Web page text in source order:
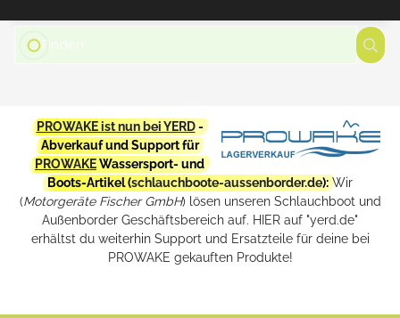
PROWAKE ist nun bei YERD-
Abverkauf und Support für
PROWAKEWassersport- und
Boots-Artikel (schlauchboote-aussenborder.de): Wir
(Motorgeräte Fischer GmbH) lösen unseren Schlauchboot und
Außenborder Geschäftsbereich auf. HIER auf "yerd.de"
erhältst du weiterhin Support und Ersatzteile für deine bei
PROWAKE gekauften Produkte!